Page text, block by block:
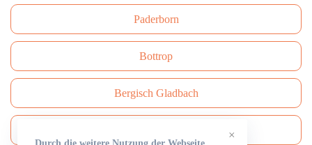
Paderborn
Bottrop
Bergisch Gladbach
×